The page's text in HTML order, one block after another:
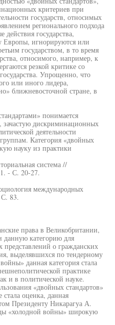
критериев при
государств, относимых
регионального подхода
действия государства,
Европы, игнорируются или
государством, в то время
относимого, например, к
резкой критике со
Упрощенно, что
или иного лидера,
ближневосточной стране, в
понимается
зачастую дискриминационных
деятельности
Категория «двойных
науку из практики
система //
- С. 20-27.
международных
83.
права в Великобритании,
данную категорию для
о гражданских
выделявшихся по тендерному
данная категория стала
практике
в политической науке.
«двойных стандартов»
оценка, данная
Президенту Никарагуа А.
«холодной войны» широкую